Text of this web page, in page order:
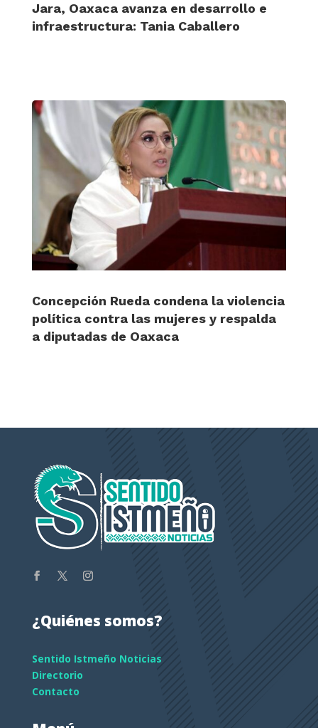
Jara, Oaxaca avanza en desarrollo e
infraestructura: Tania Caballero
Concepción Rueda condena la violencia
política contra las mujeres y respalda
a diputadas de Oaxaca
¿Quiénes somos?
Sentido Istmeño Noticias
Directorio
Contacto